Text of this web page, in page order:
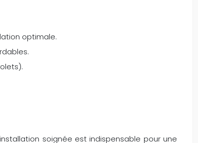
optimale.
soignée est indispensable pour une